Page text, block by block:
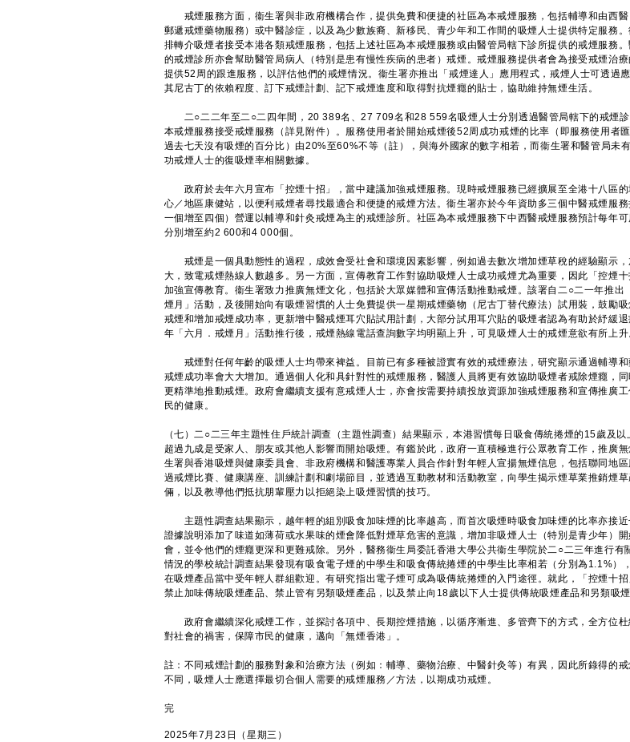
戒煙服務方面，衞生署與非政府機構合作，提供免費和便捷的社區為本戒煙服務，包括輔導和由西醫
郵遞戒煙藥物服務）或中醫診症，以及為少數族裔、新移民、青少年和工作間的吸煙人士提供特定服務
排轉介吸煙者接受本港各類戒煙服務，包括上述社區為本戒煙服務或由醫管局轄下診所提供的戒煙服務
的戒煙診所亦會幫助醫管局病人（特別是患有慢性疾病的患者）戒煙。戒煙服務提供者會為接受戒煙治
提供52周的跟進服務，以評估他們的戒煙情況。衞生署亦推出「戒煙達人」應用程式，戒煙人士可透過
其尼古丁的依賴程度、訂下戒煙計劃、記下戒煙進度和取得對抗煙癮的貼士，協助維持無煙生活。
二○二二年至二○二四年間，20 389名、27 709名和28 559名吸煙人士分別透過醫管局轄下的戒煙診
本戒煙服務接受戒煙服務（詳見附件）。服務使用者於開始戒煙後52周成功戒煙的比率（即服務使用者
過去七天沒有吸煙的百分比）由20%至60%不等（註），與海外國家的數字相若，而衞生署和醫管局未
功戒煙人士的復吸煙率相關數據。
政府於去年六月宣布「控煙十招」，當中建議加強戒煙服務。現時戒煙服務已經擴展至全港十八區的
心／地區康健站，以便利戒煙者尋找最適合和便捷的戒煙方法。衞生署亦於今年資助多三個中醫戒煙服務
一個增至四個）營運以輔導和針灸戒煙為主的戒煙診所。社區為本戒煙服務下中西醫戒煙服務預計每年
分別增至約2 600和4 000個。
戒煙是一個具動態性的過程，成效會受社會和環境因素影響，例如過去數次增加煙草稅的經驗顯示，
大，致電戒煙熱線人數越多。另一方面，宣傳教育工作對協助吸煙人士成功戒煙尤為重要，因此「控煙
加強宣傳教育。衞生署致力推廣無煙文化，包括於大眾媒體和宣傳活動推動戒煙。該署自二○二一年推出
煙月」活動，及後開始向有吸煙習慣的人士免費提供一星期戒煙藥物（尼古丁替代療法）試用裝，鼓勵
戒煙和增加戒煙成功率，更新增中醫戒煙耳穴貼試用計劃，大部分試用耳穴貼的吸煙者認為有助於紓緩
年「六月．戒煙月」活動推行後，戒煙熱線電話查詢數字均明顯上升，可見吸煙人士的戒煙意欲有所上升
戒煙對任何年齡的吸煙人士均帶來裨益。目前已有多種被證實有效的戒煙療法，研究顯示通過輔導和
戒煙成功率會大大增加。通過個人化和具針對性的戒煙服務，醫護人員將更有效協助吸煙者戒除煙癮，
更精準地推動戒煙。政府會繼續支援有意戒煙人士，亦會按需要持續投放資源加強戒煙服務和宣傳推廣
民的健康。
（七）二○二三年主題性住戶統計調查（主題性調查）結果顯示，本港習慣每日吸食傳統捲煙的15歲及以
超過九成是受家人、朋友或其他人影響而開始吸煙。有鑑於此，政府一直積極進行公眾教育工作，推廣
生署與香港吸煙與健康委員會、非政府機構和醫護專業人員合作針對年輕人宣揚無煙信息，包括聯同地區
過戒煙比賽、健康講座、訓練計劃和劇場節目，並透過互動教材和活動教室，向學生揭示煙草業推銷煙
倆，以及教導他們抵抗朋輩壓力以拒絕染上吸煙習慣的技巧。
主題性調查結果顯示，越年輕的組別吸食加味煙的比率越高，而首次吸煙時吸食加味煙的比率亦接近
證據說明添加了味道如薄荷或水果味的煙會降低對煙草危害的意識，增加非吸煙人士（特別是青少年）
會，並令他們的煙癮更深和更難戒除。另外，醫務衞生局委託香港大學公共衞生學院於二○二三年進行有
情況的學校統計調查結果發現有吸食電子煙的中學生和吸食傳統捲煙的中學生比率相若（分別為1.1%）
在吸煙產品當中受年輕人群組歡迎。有研究指出電子煙可成為吸傳統捲煙的入門途徑。就此，「控煙十
禁止加味傳統吸煙產品、禁止管有另類吸煙產品，以及禁止向18歲以下人士提供傳統吸煙產品和另類吸煙
政府會繼續深化戒煙工作，並探討各項中、長期控煙措施，以循序漸進、多管齊下的方式，全方位杜
對社會的禍害，保障市民的健康，邁向「無煙香港」。
註：不同戒煙計劃的服務對象和治療方法（例如：輔導、藥物治療、中醫針灸等）有異，因此所錄得的
不同，吸煙人士應選擇最切合個人需要的戒煙服務／方法，以期成功戒煙。
完
2025年7月23日（星期三）